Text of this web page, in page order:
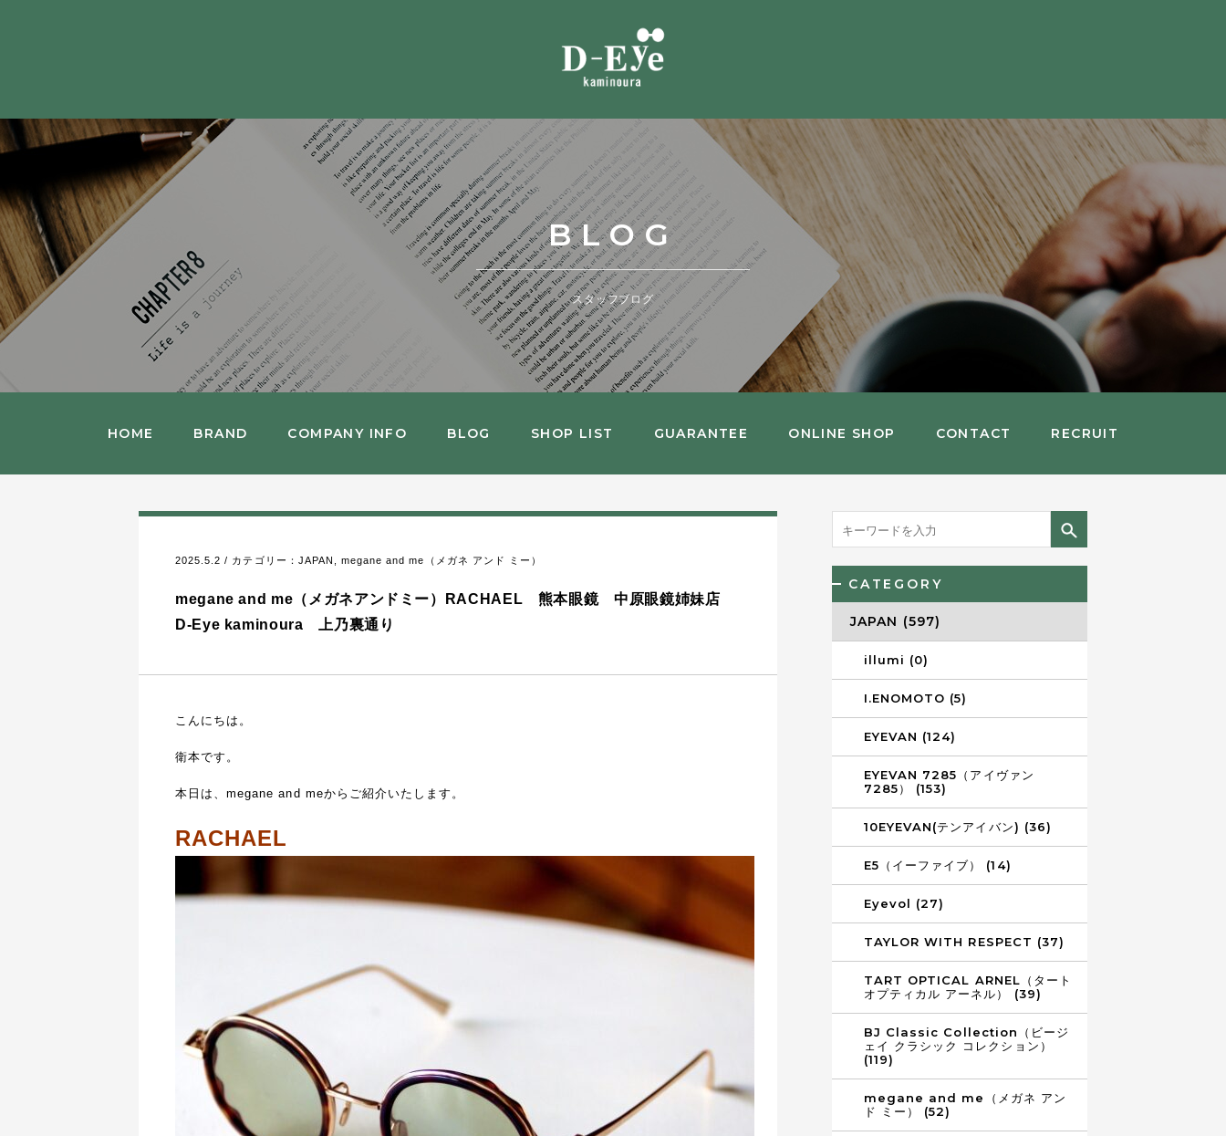
BLOG
スタッフブログ
HOME BRAND COMPANY INFO BLOG SHOP LIST GUARANTEE ONLINE SHOP CONTACT RECRUIT
2025.5.2 / カテゴリー： JAPAN megane and me（メガネ アンド ミー）
megane and me（メガネアンドミー）RACHAEL 熊本眼鏡 中原眼鏡姉妹店
D-Eye kaminoura 上乃裏通り
こんにちは。
衛本です。
本日は、megane and meからご紹介いたします。
RACHAEL
CATEGORY
JAPAN (597)
illumi (0)
I.ENOMOTO (5)
EYEVAN (124)
EYEVAN 7285（アイヴァン
7285） (153)
10EYEVAN(テンアイバン) (36)
E5（イーファイブ） (14)
Eyevol (27)
TAYLOR WITH RESPECT (37)
TART OPTICAL ARNEL（タート
オプティカル アーネル） (39)
BJ Classic Collection（ビージ
ェイ クラシック コレクション）
(119)
megane and me（メガネ アン
ド ミー） (52)